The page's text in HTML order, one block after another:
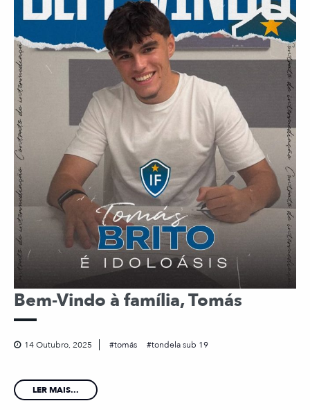
Bem-Vindo à família, Tomás
14 Outubro, 2025 tomás tondela sub 19
LER MAIS...